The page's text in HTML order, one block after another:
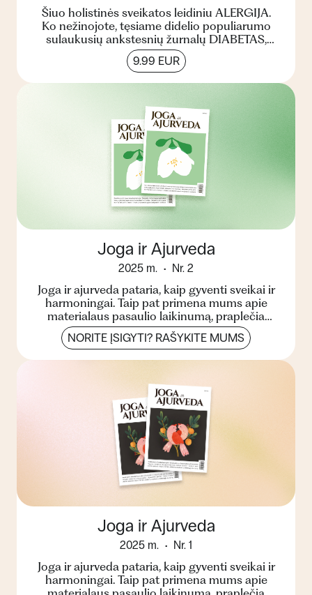
Šiuo holistinės sveikatos leidiniu ALERGIJA.
Ko nežinojote, tęsiame didelio populiarumo
sulaukusių ankstesnių žurnalų DIABETAS,
CHOLESTEROLIS ir STRES...
9.99 EUR
Joga ir Ajurveda
2025 m. Nr. 2
Joga ir ajurveda pataria, kaip gyventi sveikai ir
harmoningai. Taip pat primena mums apie
materialaus pasaulio laikinumą, praplečia
žinojimo ribas, pa...
NORITE ĮSIGYTI? RAŠYKITE MUMS
Joga ir Ajurveda
2025 m. Nr. 1
Joga ir ajurveda pataria, kaip gyventi sveikai ir
harmoningai. Taip pat primena mums apie